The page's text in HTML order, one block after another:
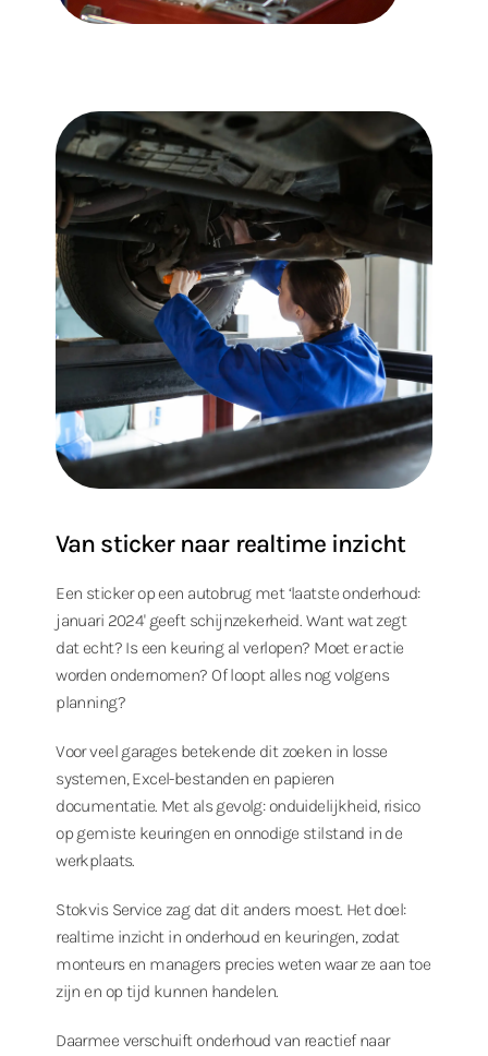
Van sticker naar realtime inzicht
Een sticker op een autobrug met ‘laatste onderhoud:
januari 2024' geeft schijnzekerheid. Want wat zegt
dat echt? Is een keuring al verlopen? Moet er actie
worden ondernomen? Of loopt alles nog volgens
planning?
Voor veel garages betekende dit zoeken in losse
systemen, Excel-bestanden en papieren
documentatie. Met als gevolg: onduidelijkheid, risico
op gemiste keuringen en onnodige stilstand in de
werkplaats.
Stokvis Service zag dat dit anders moest. Het doel:
realtime inzicht in onderhoud en keuringen, zodat
monteurs en managers precies weten waar ze aan toe
zijn en op tijd kunnen handelen.
Daarmee verschuift onderhoud van reactief naar